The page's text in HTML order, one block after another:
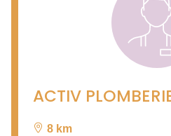
ACTIV
8 km